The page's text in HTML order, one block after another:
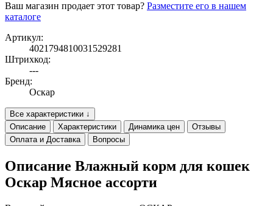
Ваш магазин продает этот товар? Разместите его в нашем
каталоге
Артикул:
4021794810031529281
Штрихкод:
---
Бренд:
Оскар
Все характеристики ↓
Описание
Характеристики Динамика цен
Отзывы
Оплата и Доставка
Вопросы
Описание Влажный корм для кошек
Оскар Мясное ассорти